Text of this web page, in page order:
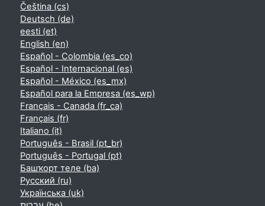
Čeština ‎(cs)‎
Deutsch ‎(de)‎
eesti ‎(et)‎
English ‎(en)‎
Español - Colombia ‎(es_co)‎
Español - Internacional ‎(es)‎
Español - México ‎(es_mx)‎
Español para la Empresa ‎(es_wp)‎
Français - Canada ‎(fr_ca)‎
Français ‎(fr)‎
Italiano ‎(it)‎
Português - Brasil ‎(pt_br)‎
Português - Portugal ‎(pt)‎
Башҡорт теле ‎(ba)‎
Русский ‎(ru)‎
Українська ‎(uk)‎